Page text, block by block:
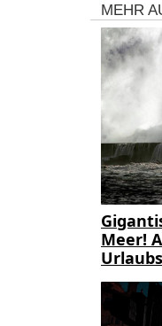
MEHR
Meer!